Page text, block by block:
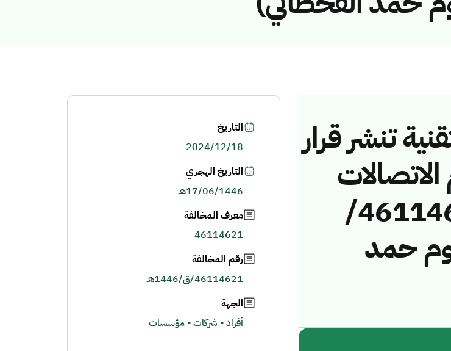
تنشر قرار
وتقنية المعلومات رقم (46114621/
حمد
التاريخ
2024/12/18
التاريخ الهجري
17/06/1446هـ
معرف المخالفة
46114621
رقم المخالفة
46114621/ق/1446هـ
الجهة
أفراد - شركات - مؤسسات